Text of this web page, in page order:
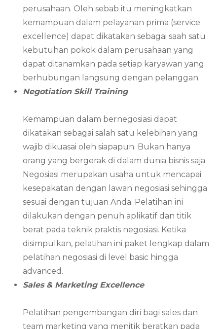
perusahaan. Oleh sebab itu meningkatkan
kemampuan dalam pelayanan prima (service
excellence) dapat dikatakan sebagai saah satu
kebutuhan pokok dalam perusahaan yang
dapat ditanamkan pada setiap karyawan yang
berhubungan langsung dengan pelanggan.
Negotiation Skill Training
Kemampuan dalam bernegosiasi dapat
dikatakan sebagai salah satu kelebihan yang
wajib dikuasai oleh siapapun. Bukan hanya
orang yang bergerak di dalam dunia bisnis saja
Negosiasi merupakan usaha untuk mencapai
kesepakatan dengan lawan negosiasi sehingga
sesuai dengan tujuan Anda. Pelatihan ini
dilakukan dengan penuh aplikatif dan titik
berat pada teknik praktis negosiasi. Ketika
disimpulkan, pelatihan ini paket lengkap dalam
pelatihan negosiasi di level basic hingga
advanced.
Sales & Marketing Excellence
Pelatihan pengembangan diri bagi sales dan
team marketing yang menitik beratkan pada